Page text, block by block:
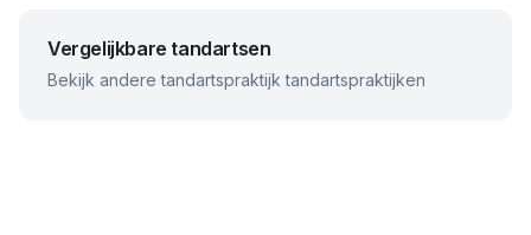
Vergelijkbare tandartsen
Bekijk anderetandartspraktijk tandartspraktijken